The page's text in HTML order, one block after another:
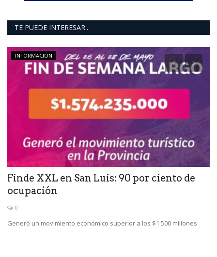
TE PUEDE INTERESAR..
INFORMACION
Finde XXL en San Luis: 90 por ciento de
ocupación
0
Generó un movimiento económico superior a los $1.500 millones